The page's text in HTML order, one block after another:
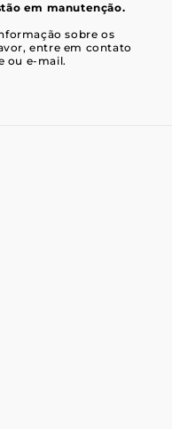
em manutenção.
sobre os
entre em contato
ou e-mail.